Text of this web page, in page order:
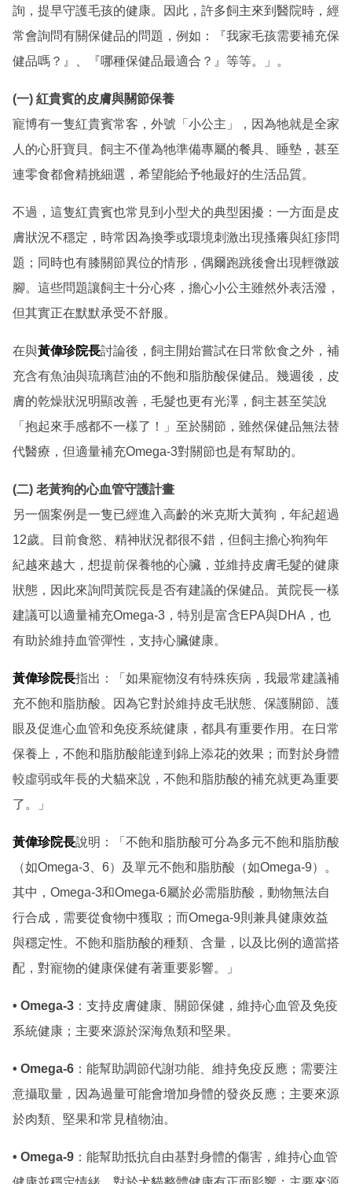
詢，提早守護毛孩的健康。因此，許多飼主來到醫院時，經
常會詢問有關保健品的問題，例如：『我家毛孩需要補充保
健品嗎？』、『哪種保健品最適合？』等等。」
。
(一) 紅貴賓的皮膚與關節保養
寵博有一隻紅貴賓常客，外號「小公主」，因為牠就是全家
人的心肝寶貝。飼主不僅為牠準備專屬的餐具、睡墊，甚至
連零食都會精挑細選，希望能給予牠最好的生活品質。
不過，這隻紅貴賓也常見到小型犬的典型困擾：一方面是皮
膚狀況不穩定，時常因為換季或環境刺激出現搔癢與紅疹問
題；同時也有膝關節異位的情形，偶爾跑跳後會出現輕微跛
腳。這些問題讓飼主十分心疼，擔心小公主雖然外表活潑，
但其實正在默默承受不舒服。
在與黃偉珍院長討論後，飼主開始嘗試在日常飲食之外，補
充含有魚油與琉璃苣油的不飽和脂肪酸保健品。幾週後，皮
膚的乾燥狀況明顯改善，毛髮也更有光澤，飼主甚至笑說
「抱起來手感都不一樣了！」至於關節，雖然保健品無法替
代醫療，但適量補充Omega-3對關節也是有幫助的。
(二) 老黃狗的心血管守護計畫
另一個案例是一隻已經進入高齡的米克斯大黃狗，年紀超過
12歲。目前食慾、精神狀況都很不錯，但飼主擔心狗狗年
紀越來越大，想提前保養牠的心臟，並維持皮膚毛髮的健康
狀態，因此來詢問黃院長是否有建議的保健品。黃院長一樣
建議可以適量補充Omega-3，特別是富含EPA與DHA，也
有助於維持血管彈性，支持心臟健康。
黃偉珍院長指出：「如果寵物沒有特殊疾病，我最常建議補
充不飽和脂肪酸。因為它對於維持皮毛狀態、保護關節、護
眼及促進心血管和免疫系統健康，都具有重要作用。在日常
保養上，不飽和脂肪酸能達到錦上添花的效果；而對於身體
較虛弱或年長的犬貓來說，不飽和脂肪酸的補充就更為重要
了。」
黃偉珍院長說明：「不飽和脂肪酸可分為多元不飽和脂肪酸
（如Omega-3、6）及單元不飽和脂肪酸（如Omega-9）。
其中，Omega-3和Omega-6屬於必需脂肪酸，動物無法自
行合成，需要從食物中獲取；而Omega-9則兼具健康效益
與穩定性。不飽和脂肪酸的種類、含量，以及比例的適當搭
配，對寵物的健康保健有著重要影響。」
• Omega-3 ：支持皮膚健康、關節保健，維持心血管及免疫
系統健康；主要來源於深海魚類和堅果。
• Omega-6 ：能幫助調節代謝功能、維持免疫反應；需要注
意攝取量，因為過量可能會增加身體的發炎反應；主要來源
於肉類、堅果和常見植物油。
• Omega-9 ：能幫助抵抗自由基對身體的傷害，維持心血管